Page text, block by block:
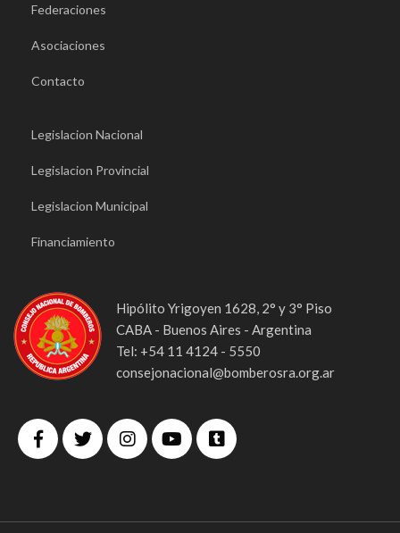
Federaciones
Asociaciones
Contacto
Legislacion Nacional
Legislacion Provincial
Legislacion Municipal
Financiamiento
Hipólito Yrigoyen 1628, 2° y 3° Piso
CABA - Buenos Aires - Argentina
Tel: +54 11 4124 - 5550
consejonacional@bomberosra.org.ar